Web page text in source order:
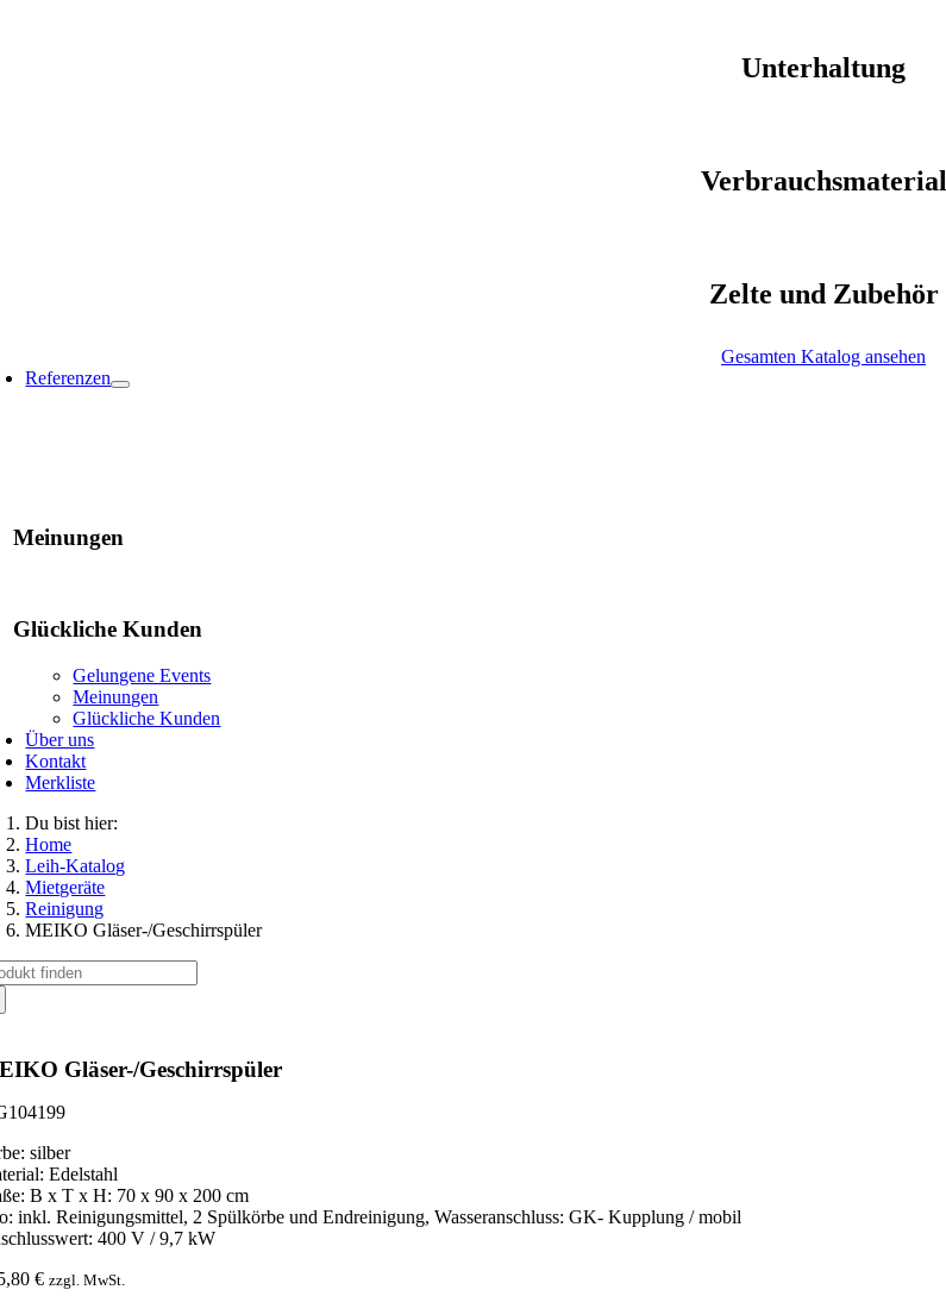
Unterhaltung
Verbrauchsmaterial
Zelte und Zubehör
Gesamten Katalog ansehen
Referenzen
Meinungen
Glückliche Kunden
Gelungene Events
Meinungen
Glückliche Kunden
Über uns
Kontakt
Merkliste
Du bist hier:
Home
Leih-Katalog
Mietgeräte
Reinigung
MEIKO Gläser-/Geschirrspüler
Gläser-/Geschirrspüler
silber
Edelstahl
B x T x H: 70 x 90 x 200 cm
inkl. Reinigungsmittel, 2 Spülkörbe und Endreinigung, Wasseranschluss: GK- Kupplung / mobil
400 V / 9,7 kW
€ zzgl. MwSt.